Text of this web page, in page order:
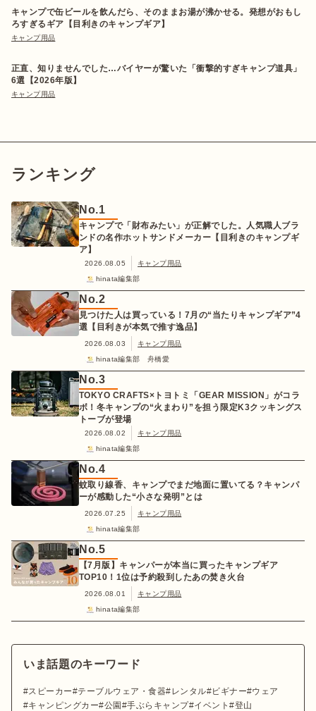
キャンプで缶ビールを飲んだら、そのままお湯が沸かせる。発想がおもし
ろすぎるギア【目利きのキャンプギア】
キャンプ用品
正直、知りませんでした…バイヤーが驚いた「衝撃的すぎキャンプ道具」
6選【2026年版】
キャンプ用品
ランキング
No.1
キャンプで「財布みたい」が正解でした。人気職人ブラ
ンドの名作ホットサンドメーカー【目利きのキャンプギ
ア】
2026.08.05
キャンプ用品
hinata編集部
No.2
見つけた人は買っている！7月の“当たりキャンプギア”4
選【目利きが本気で推す逸品】
2026.08.03
キャンプ用品
hinata編集部 舟橋愛
No.3
TOKYO CRAFTS×トヨトミ「GEAR MISSION」がコラ
ボ！冬キャンプの“火まわり”を担う限定K3クッキングス
トーブが登場
2026.08.02
キャンプ用品
hinata編集部
No.4
蚊取り線香、キャンプでまだ地面に置いてる？キャンパ
ーが感動した“小さな発明”とは
2026.07.25
キャンプ用品
hinata編集部
No.5
【7月版】キャンパーが本当に買ったキャンプギア
TOP10！1位は予約殺到したあの焚き火台
2026.08.01
キャンプ用品
hinata編集部
いま話題のキーワード
スピーカー テーブルウェア・食器 レンタル ビギナー
ウェア
キャンピングカー 公園 手ぶらキャンプ イベント 登山